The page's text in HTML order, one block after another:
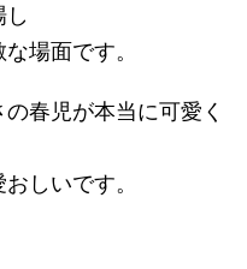
場面です。
春児が本当に可愛く
しいです。